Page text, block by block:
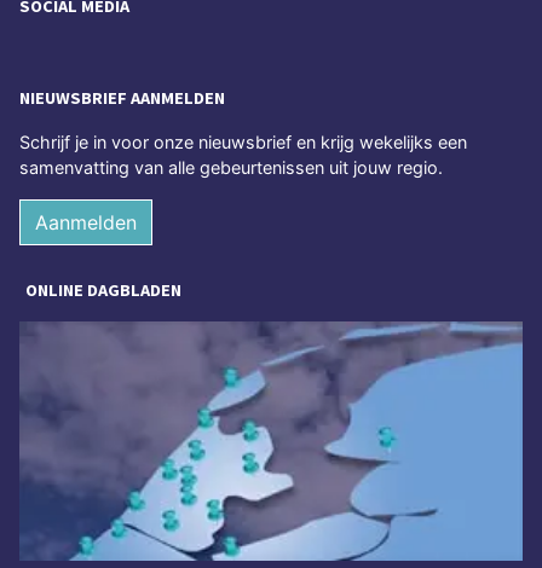
SOCIAL MEDIA
NIEUWSBRIEF AANMELDEN
Schrijf je in voor onze nieuwsbrief en krijg wekelijks een
samenvatting van alle gebeurtenissen uit jouw regio.
Aanmelden
ONLINE DAGBLADEN